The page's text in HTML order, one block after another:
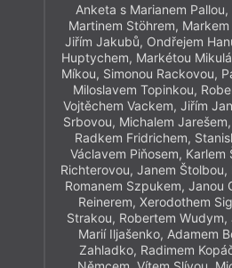
Anketa s Marianem Pallou,
Martinem Stöhrem,
Jiřím Jakubů, Ondřejem
Huptychem, Markétou
Míkou, Simonou Rackovou,
Miloslavem Topinkou,
Vojtěchem Vackem, Jiřím
Srbovou, Michalem
Radkem Fridrichem,
Václavem Piňosem, Karlem
Richterovou, Janem Štolbou,
Romanem Szpukem, Janou
Reinerem, Xerodothem
Strakou, Robertem
Marií Iljašenko, Adamem
Zahladko, Radimem